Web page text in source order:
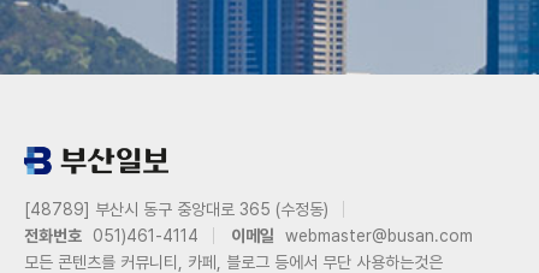
[48789] 부산시 동구 중앙대로 365 (수정동)
전화번호
051)461-4114 이메일
webmaster@busan.com
모든 콘텐츠를 커뮤니티, 카페, 블로그 등에서 무단 사용하는것은